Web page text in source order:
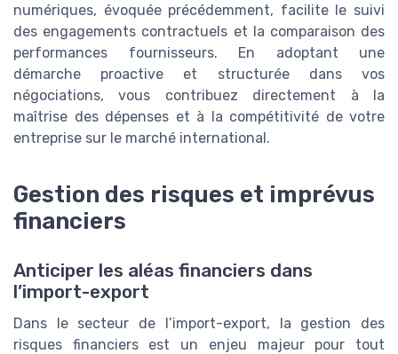
numériques, évoquée précédemment, facilite le suivi
des engagements contractuels et la comparaison des
performances fournisseurs. En adoptant une
démarche proactive et structurée dans vos
négociations, vous contribuez directement à la
maîtrise des dépenses et à la compétitivité de votre
entreprise sur le marché international.
Gestion des risques et imprévus
financiers
Anticiper les aléas financiers dans
l’import-export
Dans le secteur de l’import-export, la gestion des
risques financiers est un enjeu majeur pour tout